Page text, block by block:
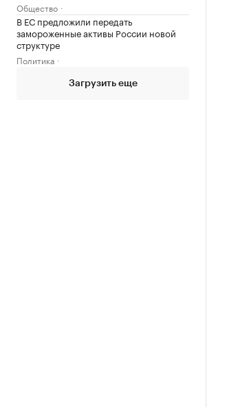
Общество
В ЕС предложили передать
замороженные активы России новой
структуре
Политика
Загрузить еще